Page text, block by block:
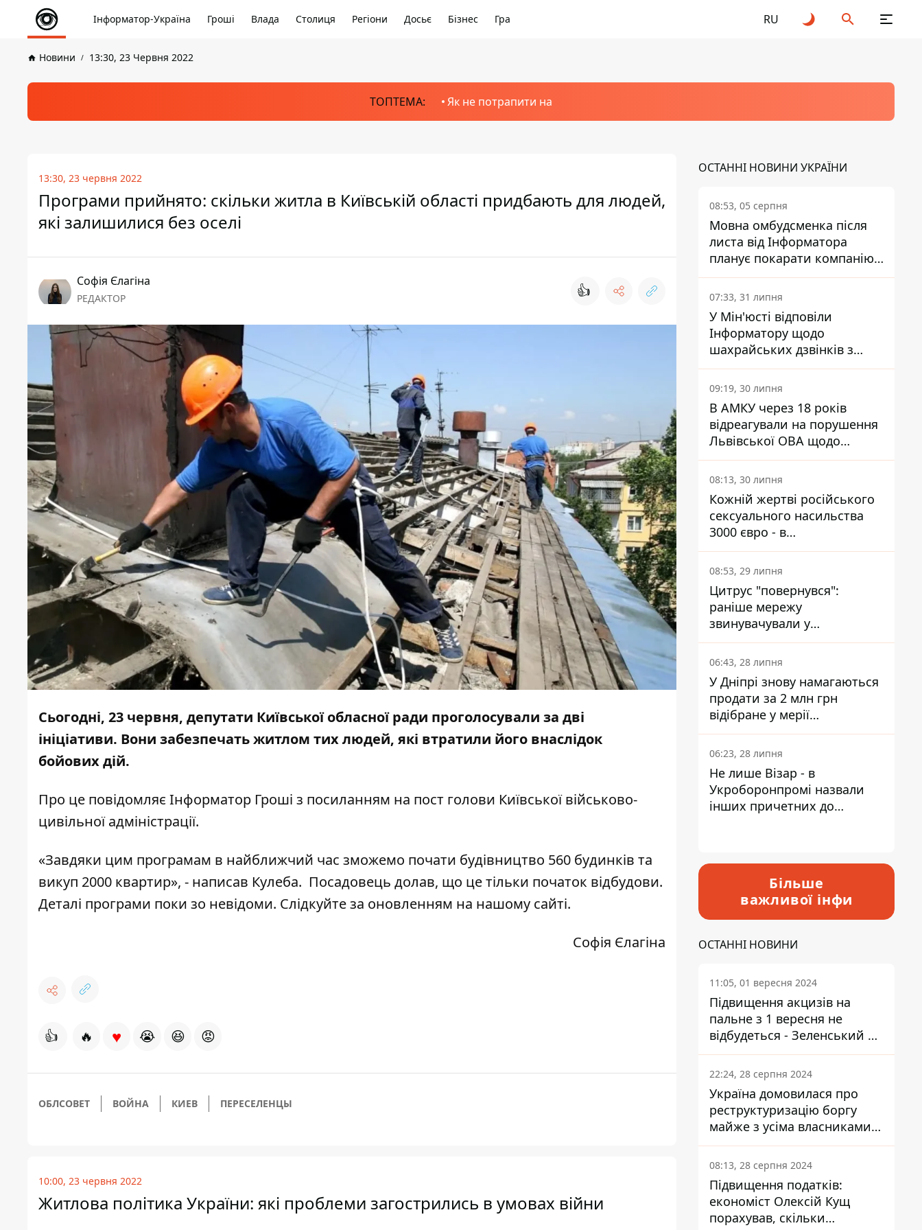
Інформатор-Україна Гроші Влада Столиця Регіони Досьє Бізнес Гра RU
Новини 13:30, 23 Червня 2022
ТОПТЕМА: Як не потрапити на
13:30, 23 червня 2022
Програми прийнято: скільки житла в Київській області придбають для людей,
які залишилися без оселі
Софія Єлагіна
РЕДАКТОР 👍
Сьогодні, 23 червня, депутати Київської обласної ради проголосували за дві
ініціативи. Вони забезпечать житлом тих людей, які втратили його внаслідок
бойових дій.
Про це повідомляє Інформатор Гроші з посиланням на пост голови Київської військово-
цивільної адміністрації.
«Завдяки цим програмам в найближчий час зможемо почати будівництво 560 будинків та
викуп 2000 квартир», - написав Кулеба. Посадовець долав, що це тільки початок відбудови.
Деталі програми поки зо невідоми. Слідкуйте за оновленням на нашому сайті.
Софія Єлагіна
👍 🔥 ♥ 😭 😆 😡
ОБЛСОВЕТ ВОЙНА КИЕВ ПЕРЕСЕЛЕНЦЫ
10:00, 23 червня 2022
Житлова політика України: які проблеми загострились в умовах війни
ОСТАННІ НОВИНИ УКРАЇНИ
08:53, 05 серпня
Мовна омбудсменка після
листа від Інформатора
планує покарати компанію-
підрядника ПриватБанку
07:33, 31 липня
У Мін'юсті відповіли
Інформатору щодо
шахрайських дзвінків з
камери Сумського СІЗО так,
що ніхто нічого не зрозумів
09:19, 30 липня
В АМКУ через 18 років
відреагували на порушення
Львівської ОВА щодо
харчування у закладах
освіти
08:13, 30 липня
Кожній жертві російського
сексуального насильства
3000 євро - в
Мінсоцполітики пояснили
Інформатору, звідки на це
гроші
08:53, 29 липня
Цитрус "повернувся":
раніше мережу
звинувачували у
контрабанді техніки та
ухиленні від сплати
податків
06:43, 28 липня
У Дніпрі знову намагаються
продати за 2 млн грн
відібране у мерії
приміщення Укрпошти
06:23, 28 липня
Не лише Візар - в
Укроборонпромі назвали
інших причетних до
Більше
важливої інфи
ОСТАННІ НОВИНИ
11:05, 01 вересня 2024
Підвищення акцизів на
пальне з 1 вересня не
відбудеться - Зеленський не
підписав закон
22:24, 28 серпня 2024
Україна домовилася про
реструктуризацію боргу
майже з усіма власниками
єврооблігацій: що це
означає для країни
08:13, 28 серпня 2024
Підвищення податків:
економіст Олексій Кущ
порахував, скільки